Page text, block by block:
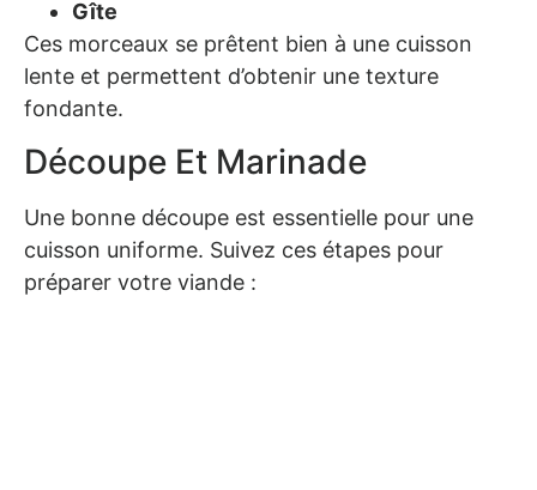
Gîte
Ces morceaux se prêtent bien à une cuisson
lente et permettent d’obtenir une texture
fondante.
Découpe Et Marinade
Une bonne découpe est essentielle pour une
cuisson uniforme. Suivez ces étapes pour
préparer votre viande :